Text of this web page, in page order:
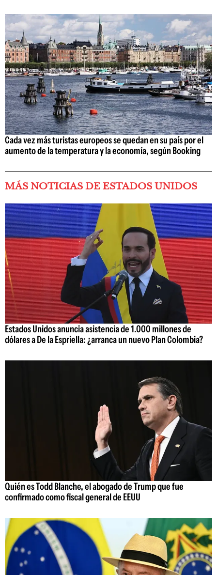
Cada vez más turistas europeos se quedan en su país por el
aumento de la temperatura y la economía, según Booking
MÁS NOTICIAS DE ESTADOS UNIDOS
Estados Unidos anuncia asistencia de 1.000 millones de
dólares a De la Espriella: ¿arranca un nuevo Plan Colombia?
Quién es Todd Blanche, el abogado de Trump que fue
confirmado como fiscal general de EEUU